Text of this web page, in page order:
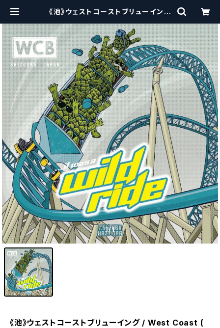
《池》ウェストコーストブリューイング
e 【クラフトビール】 | craftbeersc
issors
1/1
《池》ウェストコーストブリューイング / West Coast (